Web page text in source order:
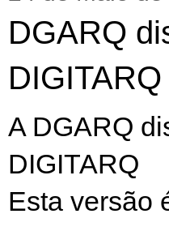
DGARQ
DIGITARQ
A DGARQ
DIGITARQ
Esta versão